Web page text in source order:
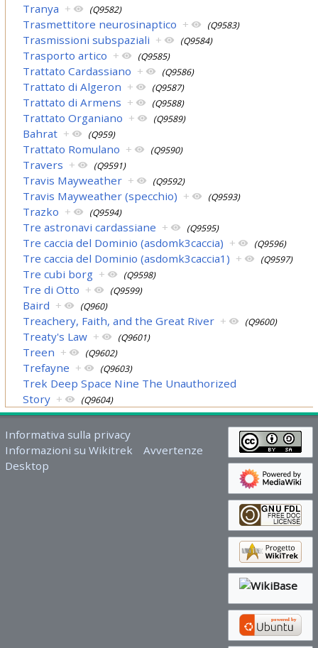
Tranya + (Q9582)
Trasmettitore neurosinaptico + (Q9583)
Trasmissioni subspaziali + (Q9584)
Trasporto artico + (Q9585)
Trattato Cardassiano + (Q9586)
Trattato di Algeron + (Q9587)
Trattato di Armens + (Q9588)
Trattato Organiano + (Q9589)
Bahrat + (Q959)
Trattato Romulano + (Q9590)
Travers + (Q9591)
Travis Mayweather + (Q9592)
Travis Mayweather (specchio) + (Q9593)
Trazko + (Q9594)
Tre astronavi cardassiane + (Q9595)
Tre caccia del Dominio (asdomk3caccia) + (Q9596)
Tre caccia del Dominio (asdomk3caccia1) + (Q9597)
Tre cubi borg + (Q9598)
Tre di Otto + (Q9599)
Baird + (Q960)
Treachery, Faith, and the Great River + (Q9600)
Treaty's Law + (Q9601)
Treen + (Q9602)
Trefayne + (Q9603)
Trek Deep Space Nine The Unauthorized
Story + (Q9604)
Informativa sulla privacy
Informazioni su Wikitrek
Avvertenze
Desktop